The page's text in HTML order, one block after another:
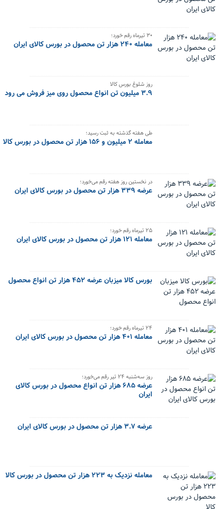
۳۰ تیرماه رقم خورد؛
معامله ۲۴۰ هزار تن محصول در بورس کالای ایران
روز شلوغ بورس کالا
۳.۹ میلیون تن انواع محصول روی میز فروش می رود
طی هفته گذشته به ثبت رسید؛
معامله ۲ میلیون و ۱۵۶ هزار تن محصول در بورس کالا
در نخستین روز هفته رقم می‌خورد؛
عرضه ۳۳۹ هزار تن محصول در بورس کالای ایران
۲۵ تیرماه رقم خورد؛
معامله ۱۲۱ هزار تن محصول در بورس کالای ایران
بورس کالا میزبان عرضه ۴۵۲ هزار تن انواع محصول
۲۴ تیرماه رقم خورد؛
معامله ۴۰۱ هزار تن محصول در بورس کالای ایران
روز سه‌شنبه ۲۴ تیر رقم می‌خورد؛
عرضه ۶۸۵ هزار تن انواع محصول در بورس کالای
ایران
عرضه ۳.۷ هزار تن محصول در بورس کالای ایران
معامله نزدیک به ۲۲۳ هزار تن محصول در بورس کالا